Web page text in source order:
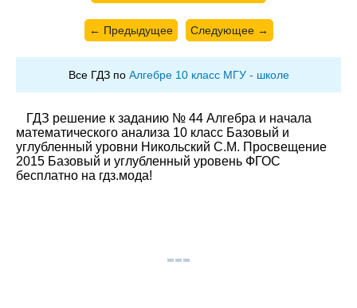
← Предыдущее Следующее →
Все ГДЗ по Алгебре 10 класс МГУ - школе
ГДЗ решение к заданию № 44 Алгебра и начала
математического анализа 10 класс Базовый и
углубленный уровни Никольский С.М. Просвещение
2015 Базовый и углубленный уровень ФГОС
бесплатно на гдз.мода!